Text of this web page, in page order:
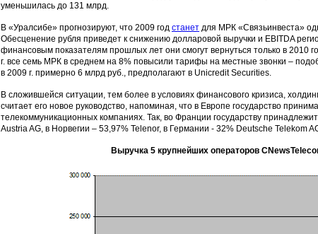
уменьшилась до 131 млрд.
В «Уралсибе» прогнозируют, что 2009 год станет для МРК «Связьинвеста»
Обесценение рубля приведет к снижению долларовой выручки и EBITDA
финансовым показателям прошлых лет они смогут вернуться только в 2010
г. все семь МРК в среднем на 8% повысили тарифы на местные звонки –
в 2009 г. примерно 6 млрд руб., предполагают в Unicredit Securities.
В сложившейся ситуации, тем более в условиях финансового кризиса,
считает его новое руководство, напоминая, что в Европе государство
телекоммуникационных компаниях. Так, во Франции государству
Austria AG, в Норвегии – 53,97% Telenor, в Германии - 32% Deutsche Telekom
Выручка 5 крупнейших операторов